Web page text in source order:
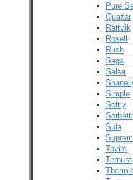
Pure
Quazar
Rattvik
Rosell
Rush
Saga
Salsa
Simple
Softly
Sula
Tavira
Ternura
Thermic